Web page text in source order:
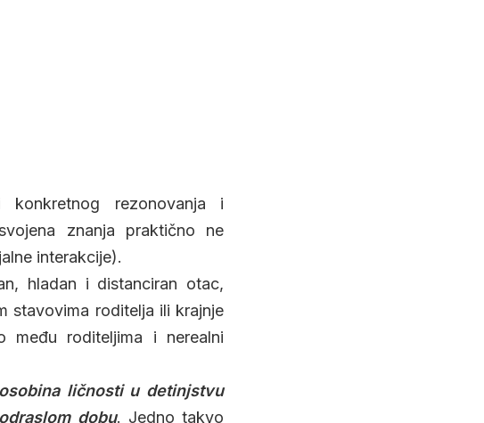
rezonovanja i
znanja praktično ne
interakcije).
hladan i distanciran otac,
stavovima roditelja ili krajnje
među roditeljima i nerealni
ličnosti u detinjstvu
dobu. Jedno takvo